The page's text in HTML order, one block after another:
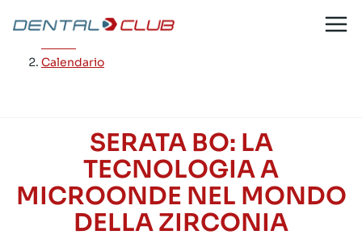
contenuto
Calendario
SERATA BO: LA
TECNOLOGIA A
MICROONDE NEL MONDO
DELLA ZIRCONIA